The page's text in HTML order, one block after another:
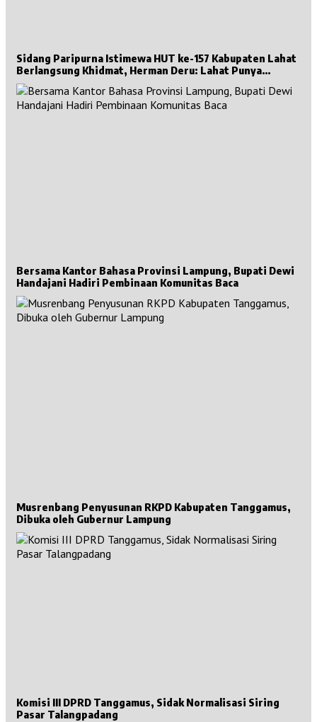
Sidang Paripurna Istimewa HUT ke-157 Kabupaten Lahat
Berlangsung Khidmat, Herman Deru: Lahat Punya
Sejarah Besar untuk Sumsel
Bersama Kantor Bahasa Provinsi Lampung, Bupati Dewi
Handajani Hadiri Pembinaan Komunitas Baca
Musrenbang Penyusunan RKPD Kabupaten Tanggamus,
Dibuka oleh Gubernur Lampung
Komisi III DPRD Tanggamus, Sidak Normalisasi Siring
Pasar Talangpadang